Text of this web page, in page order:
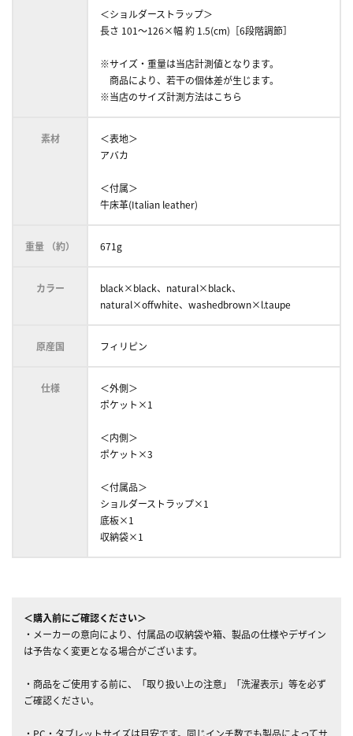
＜ショルダーストラップ＞
長さ 101～126×幅 約 1.5(cm)［6段階調節］
※サイズ・重量は当店計測値となります。
商品により、若干の個体差が生じます。
※当店のサイズ計測方法はこちら
素材
＜表地＞
アバカ
＜付属＞
牛床革(Italian leather)
重量 （約） 671g
カラー
black×black、natural×black、
natural×offwhite、washedbrown×l.taupe
原産国 フィリピン
仕様
＜外側＞
ポケット×1
＜内側＞
ポケット×3
＜付属品＞
ショルダーストラップ×1
底板×1
収納袋×1
＜購入前にご確認ください＞
・メーカーの意向により、付属品の収納袋や箱、製品の仕様やデザイン
は予告なく変更となる場合がございます。
・商品をご使用する前に、「取り扱い上の注意」「洗濯表示」等を必ず
ご確認ください。
・PC・タブレットサイズは目安です。同じインチ数でも製品によってサ